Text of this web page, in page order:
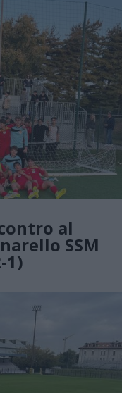
al
SSM
1)